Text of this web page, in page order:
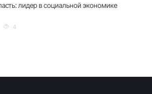
лидер в социальной экономике
4